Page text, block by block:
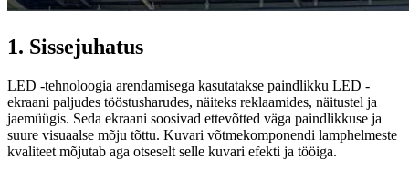
1. Sissejuhatus
LED -tehnoloogia arendamisega kasutatakse paindlikku LED -
ekraani paljudes tööstusharudes, näiteks reklaamides, näitustel ja
jaemüügis. Seda ekraani soosivad ettevõtted väga paindlikkuse ja
suure visuaalse mõju tõttu. Kuvari võtmekomponendi lamphelmeste
kvaliteet mõjutab aga otseselt selle kuvari efekti ja tööiga.